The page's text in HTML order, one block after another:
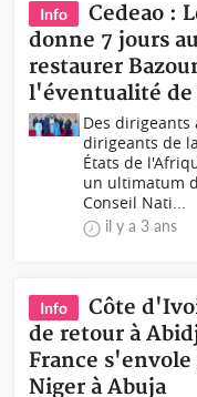
Info
Cedeao :
donne 7 jours
restaurer
l'éventualité de
Des dirigeants
dirigeants de
États de
un ultimatum
Conseil Nati...
il y a 3 ans
Info
Côte
de retour à
France
Niger à Abuja